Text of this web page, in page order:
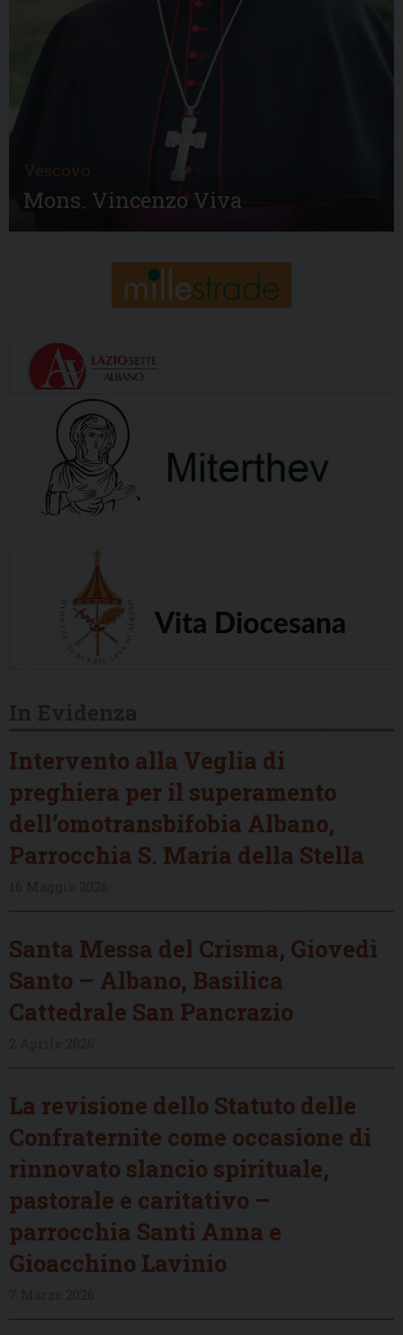
Vescovo
Mons. Vincenzo Viva
Intervento alla Veglia di
preghiera per il superamento
dell’omotransbifobia Albano,
Parrocchia S. Maria della Stella
Santa Messa del Crisma, Giovedì
Santo – Albano, Basilica
Cattedrale San Pancrazio
La revisione dello Statuto delle
Confraternite come occasione di
rinnovato slancio spirituale,
pastorale e caritativo –
parrocchia Santi Anna e
Gioacchino Lavinio